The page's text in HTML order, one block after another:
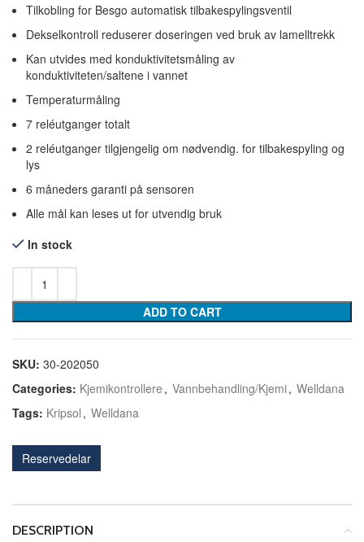
Tilkobling for Besgo automatisk tilbakespylingsventil
Dekselkontroll reduserer doseringen ved bruk av lamelltrekk
Kan utvides med konduktivitetsmåling av
konduktiviteten/saltene i vannet
Temperaturmåling
7 reléutganger totalt
2 reléutganger tilgjengelig om nødvendig. for tilbakespyling og
lys
6 måneders garanti på sensoren
Alle mål kan leses ut for utvendig bruk
In stock
ADD TO CART
SKU: 30-202050
Categories: Kjemikontrollere , Vannbehandling/Kjemi, Welldana
Tags: Kripsol , Welldana
Reservedelar
DESCRIPTION